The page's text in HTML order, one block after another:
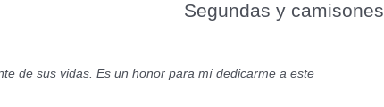
Segundas y camisones
de sus vidas. Es un honor para mí dedicarme a este